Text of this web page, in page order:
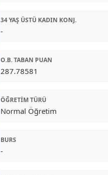
34 YAŞ ÜSTÜ KADIN KONJ.
-
O.B. TABAN PUAN
287.78581
ÖĞRETIM TÜRÜ
Normal Öğretim
BURS
-